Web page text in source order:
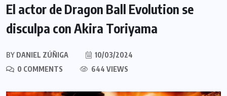
El actor de Dragon Ball Evolution se
disculpa con Akira Toriyama
BY DANIEL ZÚÑIGA
10/03/2024
0 COMMENTS
644 VIEWS